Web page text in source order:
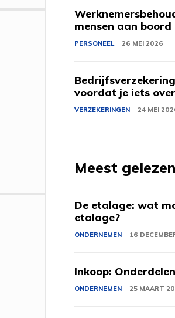
mensen aan boord
PERSONEEL 26 MEI 2026
voordat je iets
VERZEKERINGEN 24 MEI
Meest gelezen
De etalage: wat
etalage?
ONDERNEMEN 16
Inkoop:
ONDERNEMEN 25 MAART